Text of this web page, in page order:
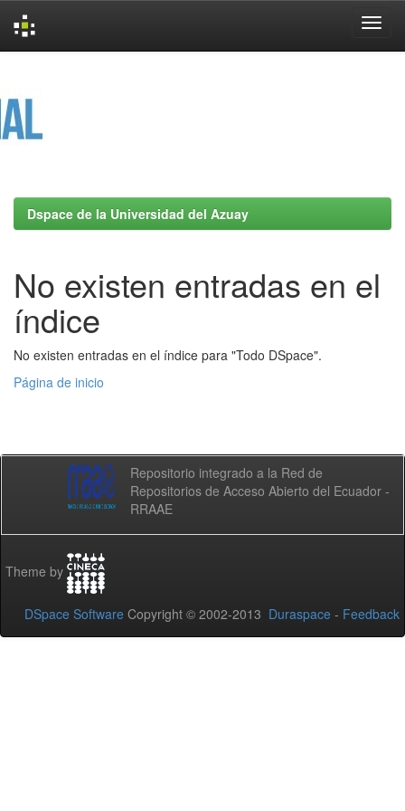
Dspace de la Universidad del Azuay
No existen entradas en el
índice
No existen entradas en el índice para "Todo DSpace".
Página de inicio
Repositorio integrado a la Red de
Repositorios de Acceso Abierto del Ecuador -
RRAAE
Theme by
DSpace Software Copyright © 2002-2013 Duraspace - Feedback